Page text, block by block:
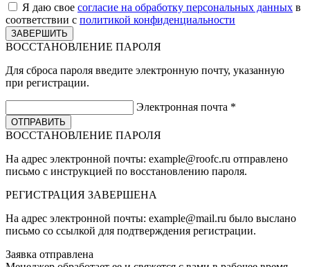
Я даю свое согласие на обработку персональных данных в
соответствии с политикой конфиденциальности
ВОССТАНОВЛЕНИЕ ПАРОЛЯ
Для сброса пароля введите электронную почту, указанную
при регистрации.
Электронная почта *
ВОССТАНОВЛЕНИЕ ПАРОЛЯ
На адрес электронной почты: example@roofc.ru отправлено
письмо с инструкцией по восстановлению пароля.
РЕГИСТРАЦИЯ ЗАВЕРШЕНА
На адрес электронной почты: example@mail.ru было выслано
письмо со ссылкой для подтверждения регистрации.
Заявка отправлена